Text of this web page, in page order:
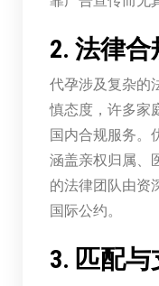
2. 法律合
代孕涉及复杂的
慎态度，许多家
国内合规服务。
涵盖亲权归属、
的法律团队由资
国际公约。
3. 匹配